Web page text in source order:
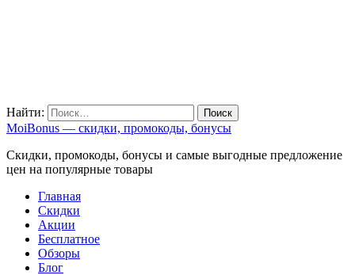
Найти:
MoiBonus — скидки, промокоды, бонусы
Скидки, промокоды, бонусы и самые выгодные предложение
цен на популярные товары
Главная
Скидки
Акции
Бесплатное
Обзоры
Блог